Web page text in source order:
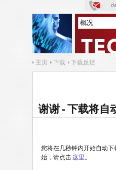
主页 下载 下载反馈
谢谢 - 下载将自
您将在几秒钟内开始自动
始，请点击这里。